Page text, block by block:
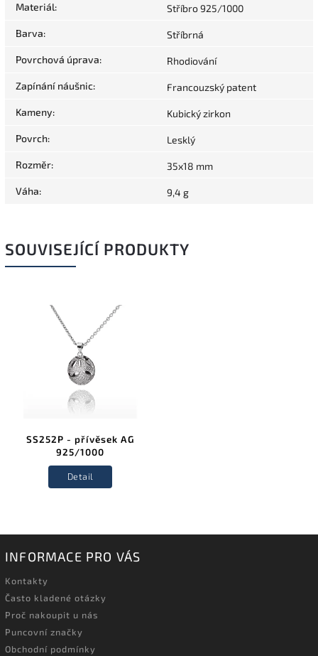
Materiál: Stříbro 925/1000
Barva: Stříbrná
Povrchová úprava: Rhodiování
Zapínání náušnic: Francouzský patent
Kameny: Kubický zirkon
Povrch: Lesklý
Rozměr: 35x18 mm
Váha: 9,4 g
SOUVISEJÍCÍ PRODUKTY
SS252P - přívěsek AG
925/1000
Detail
INFORMACE PRO VÁS
Kontakty
Často kladené otázky
Proč nakoupit u nás
Puncovní značky
Obchodní podmínky